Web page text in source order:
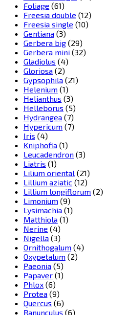
Foliage (61)
Freesia double (12)
Freesia single (10)
Gentiana (3)
Gerbera big (29)
Gerbera mini (32)
Gladiolus (4)
Gloriosa (2)
Gypsophila (21)
Helenium (1)
Helianthus (3)
Helleborus (5)
Hydrangea (7)
Hypericum (7)
Iris (4)
Kniphofia (1)
Leucadendron (3)
Liatris (1)
Lilium oriental (21)
Lillium aziatic (12)
Lillium longiflorum (2)
Limonium (9)
Lysimachia (1)
Matthiola (1)
Nerine (4)
Nigella (3)
Ornithogalum (4)
Oxypetalum (2)
Paeonia (5)
Papaver (1)
Phlox (6)
Protea (9)
Quercus (6)
Ranunculus (6)